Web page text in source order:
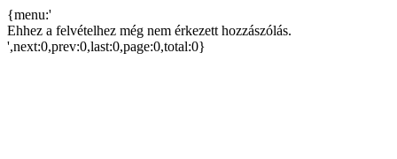
{menu:'
Ehhez a felvételhez még nem érkezett hozzászólás.
',next:0,prev:0,last:0,page:0,total:0}